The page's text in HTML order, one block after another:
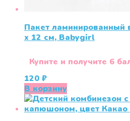
Пакет ламинированный
x 12 см, Babygirl
Купите и получите 6
120 ₽
В корзину